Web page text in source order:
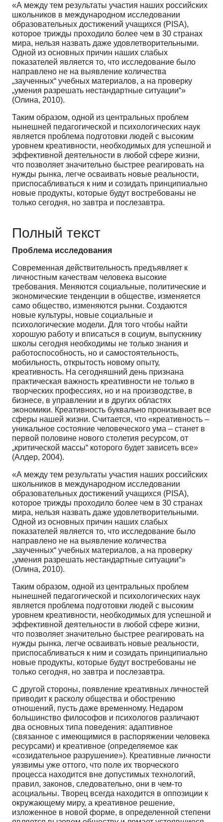
«А между тем результаты участия наших российских
школьников в международном исследовании
образовательных достижений учащихся (PISA),
которое трижды проходило более чем в 30 странах
мира, нельзя назвать даже удовлетворительными.
Одной из основных причин наших слабых
показателей является то, что исследование было
направлено не на выявление количества
„заученных“ учебных материалов, а на проверку
„умения разрешать нестандартные ситуации“»
(Олина, 2010).
Таким образом, одной из центральных проблем
нынешней педагогической и психологических наук
является проблема подготовки людей с высоким
уровнем креативности, необходимых для успешной и
эффективной деятельности в любой сфере жизни,
что позволяет значительно быстрее реагировать на
нужды рынка, легче осваивать новые реальности,
приспосабливаться к ним и созидать принципиально
новые продукты, которые будут востребованы не
только сегодня, но завтра и послезавтра.
Полный текст
Проблема исследования
Современная действительность предъявляет к
личностным качествам человека высокие
требования. Меняются социальные, политические и
экономические тенденции в обществе, изменяется
само общество, изменяются рынки. Создаются
новые культуры, новые социальные и
психологические модели. Для того чтобы найти
хорошую работу и вписаться в социум, выпускнику
школы сегодня необходимы не только знания и
работоспособность, но и самостоятельность,
мобильность, открытость новому опыту,
креативность. На сегодняшний день признана
практическая важность креативности не только в
творческих профессиях, но и на производстве, в
бизнесе, в управлении и в других областях
экономики. Креативность буквально пронизывает все
сферы нашей жизни. Считается, что «креативность –
уникальное состояние человеческого ума – станет в
первой половине нового столетия ресурсом, от
„критической массы“ которого будет зависеть все»
(Алдер, 2004).
«А между тем результаты участия наших российских
школьников в международном исследовании
образовательных достижений учащихся (PISA),
которое трижды проходило более чем в 30 странах
мира, нельзя назвать даже удовлетворительными.
Одной из основных причин наших слабых
показателей является то, что исследование было
направлено не на выявление количества
„заученных“ учебных материалов, а на проверку
„умения разрешать нестандартные ситуации“»
(Олина, 2010).
Таким образом, одной из центральных проблем
нынешней педагогической и психологических наук
является проблема подготовки людей с высоким
уровнем креативности, необходимых для успешной и
эффективной деятельности в любой сфере жизни,
что позволяет значительно быстрее реагировать на
нужды рынка, легче осваивать новые реальности,
приспосабливаться к ним и созидать принципиально
новые продукты, которые будут востребованы не
только сегодня, но завтра и послезавтра.
С другой стороны, появление креативных личностей
приводит к расколу общества и обострению
отношений, пусть даже временному. Недаром
большинство философов и психологов различают
два основных типа поведения: адаптивное
(связанное с имеющимися в распоряжении человека
ресурсами) и креативное (определяемое как
«созидательное разрушение»). Креативные личности
уязвимы уже оттого, что поле их творческого
процесса находится вне допустимых технологий,
правил, законов, следовательно, они в чем-то
асоциальны. Творец всегда находится в оппозиции к
окружающему миру, а креативное решение,
изложенное в новой форме, в определенной степени